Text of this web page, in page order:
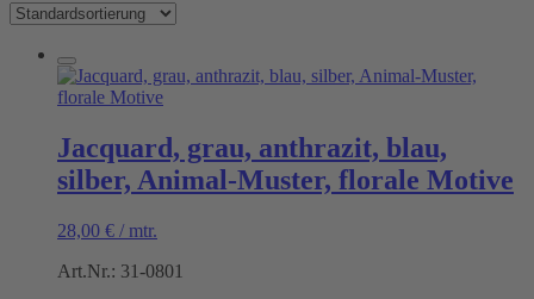
Jacquard, grau, anthrazit, blau,
silber, Animal-Muster, florale Motive
28,00 € / mtr.
Art.Nr.: 31-0801